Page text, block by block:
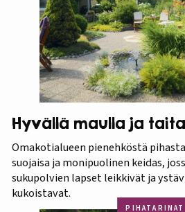
Hyvällä maulla ja
Omakotialueen pienehköstä
suojaisa ja monipuolinen keidas,
sukupolvien lapset leikkivät ja
kukoistavat.
PIHATARINAT